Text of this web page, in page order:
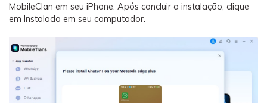
MobileClan em seu iPhone. Após concluir a instalação, clique
em Instalado em seu computador.